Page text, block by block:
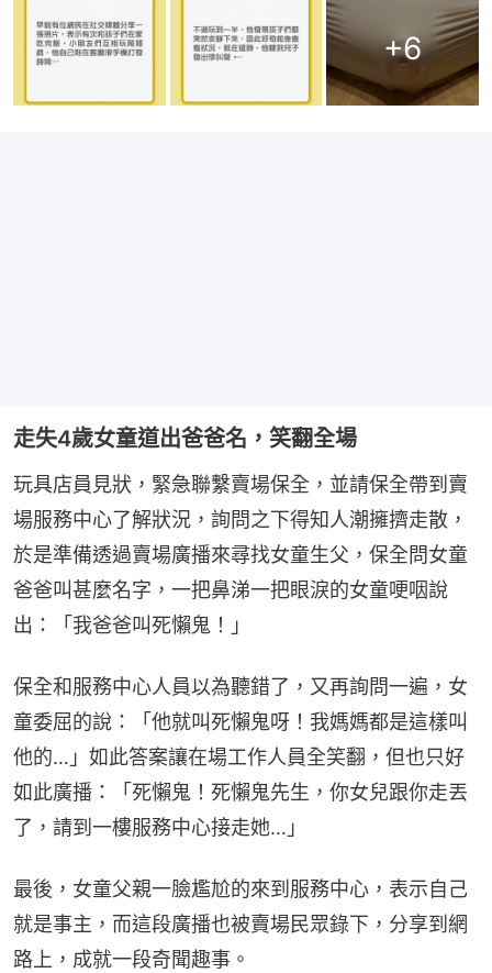
+6
走失4歲女童道出爸爸名，笑翻全場
玩具店員見狀，緊急聯繫賣場保全，並請保全帶到賣
場服務中心了解狀況，詢問之下得知人潮擁擠走散，
於是準備透過賣場廣播來尋找女童生父，保全問女童
爸爸叫甚麼名字，一把鼻涕一把眼淚的女童哽咽說
出：「我爸爸叫死懶鬼！」
保全和服務中心人員以為聽錯了，又再詢問一遍，女
童委屈的說：「他就叫死懶鬼呀！我媽媽都是這樣叫
他的…」如此答案讓在場工作人員全笑翻，但也只好
如此廣播：「死懶鬼！死懶鬼先生，你女兒跟你走丟
了，請到一樓服務中心接走她…」
最後，女童父親一臉尷尬的來到服務中心，表示自己
就是事主，而這段廣播也被賣場民眾錄下，分享到網
路上，成就一段奇聞趣事。